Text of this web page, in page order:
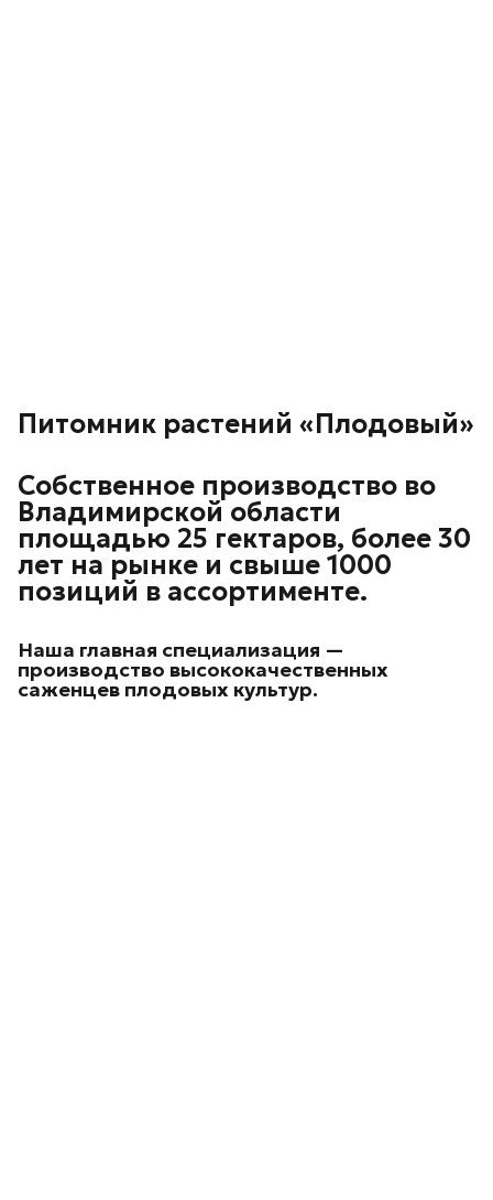
Питомник растений «Плодовый»
Собственное производство во
Владимирской области
площадью 25 гектаров, более 30
лет на рынке и свыше 1000
позиций в ассортименте.
Наша главная специализация —
производство высококачественных
саженцев плодовых культур.